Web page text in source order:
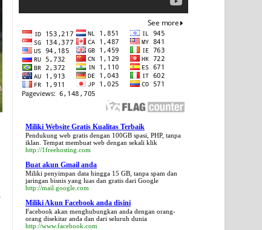
Miliki Website Gratis Kualitas Terbaik
Pendukung web gratis dengan 100GB spasi, PHP, tanpa
iklan. Tempat membuat web dengan sekali klik
http://1freehosting.com
Buat akun Gmail anda
Miliki penyimpan data hingga 15 GB, tanpa spam dan
jaringan bisnis yang luas dan gratis dari Google
http://mail.google.com
Miliki Akun Facebook anda disini
Facebook akan menghubungkan anda dengan orang-
orang disekitar anda dan dari seluruh dunia
http://www.facebook.com